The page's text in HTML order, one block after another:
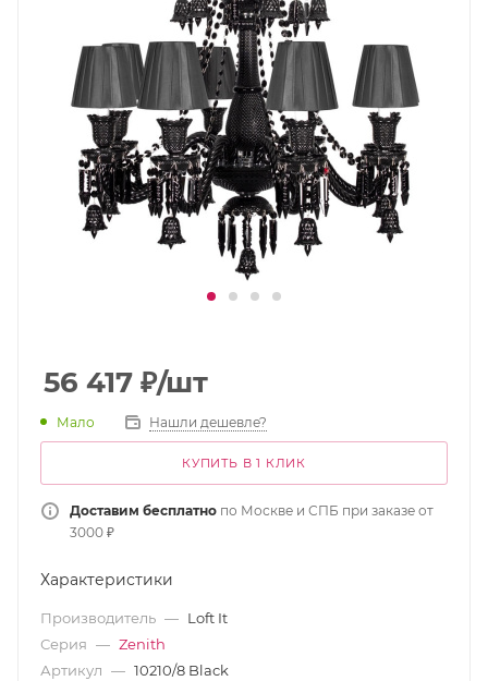
56 417 ₽/шт
Мало Нашли дешевле?
КУПИТЬ В 1 КЛИК
Доставим бесплатно по Москве и СПБ при заказе от
3000 ₽
Характеристики
Производитель — Loft It
Серия — Zenith
Артикул — 10210/8 Black